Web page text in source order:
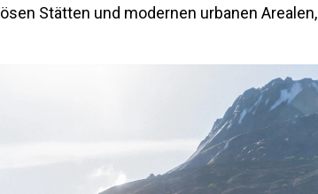
Stätten und modernen urbanen Arealen,